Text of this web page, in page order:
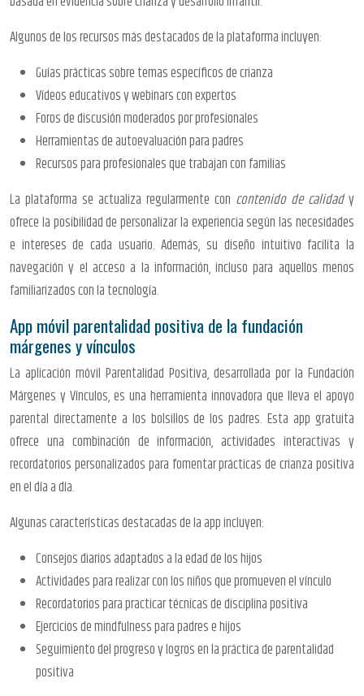
Algunos de los recursos más destacados de la plataforma incluyen:
Guías prácticas sobre temas específicos de crianza
Vídeos educativos y webinars con expertos
Foros de discusión moderados por profesionales
Herramientas de autoevaluación para padres
Recursos para profesionales que trabajan con familias
La plataforma se actualiza regularmente con contenido de calidady
ofrece la posibilidad de personalizar la experiencia según las necesidades
e intereses de cada usuario. Además, su diseño intuitivo facilita la
navegación y el acceso a la información, incluso para aquellos menos
familiarizados con la tecnología.
App móvil parentalidad positiva de la fundación
márgenes y vínculos
La aplicación móvil Parentalidad Positiva, desarrollada por la Fundación
Márgenes y Vínculos, es una herramienta innovadora que lleva el apoyo
parental directamente a los bolsillos de los padres. Esta app gratuita
ofrece una combinación de información, actividades interactivas y
recordatorios personalizados para fomentar prácticas de crianza positiva
en el día a día.
Algunas características destacadas de la app incluyen:
Consejos diarios adaptados a la edad de los hijos
Actividades para realizar con los niños que promueven el vínculo
Recordatorios para practicar técnicas de disciplina positiva
Ejercicios de mindfulness para padres e hijos
Seguimiento del progreso y logros en la práctica de parentalidad
positiva